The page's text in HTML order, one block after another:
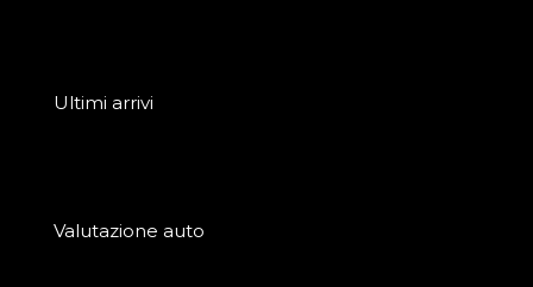
Ultimi arrivi
Valutazione auto